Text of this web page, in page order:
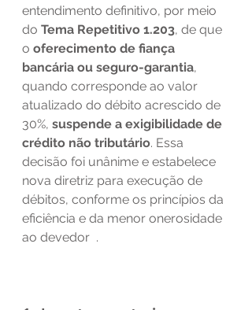
entendimento definitivo, por meio
do Tema Repetitivo 1.203, de que
o oferecimento de fiança
bancária ou seguro-garantia,
quando corresponde ao valor
atualizado do débito acrescido de
30%, suspende a exigibilidade de
crédito não tributário. Essa
decisão foi unânime e estabelece
nova diretriz para execução de
débitos, conforme os princípios da
eficiência e da menor onerosidade
ao devedor  .